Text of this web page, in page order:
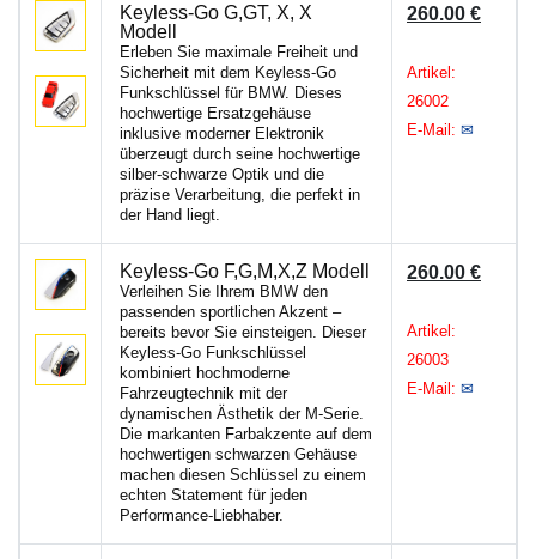
Keyless-Go G,GT, X, X
Modell
Erleben Sie maximale Freiheit und
Sicherheit mit dem Keyless-Go
Funkschlüssel für BMW. Dieses
hochwertige Ersatzgehäuse
inklusive moderner Elektronik
überzeugt durch seine hochwertige
silber-schwarze Optik und die
präzise Verarbeitung, die perfekt in
der Hand liegt.
260.00 €
Artikel:
26002
E-Mail: ✉
Keyless-Go F,G,M,X,Z Modell
Verleihen Sie Ihrem BMW den
passenden sportlichen Akzent –
bereits bevor Sie einsteigen. Dieser
Keyless-Go Funkschlüssel
kombiniert hochmoderne
Fahrzeugtechnik mit der
dynamischen Ästhetik der M-Serie.
Die markanten Farbakzente auf dem
hochwertigen schwarzen Gehäuse
machen diesen Schlüssel zu einem
echten Statement für jeden
Performance-Liebhaber.
260.00 €
Artikel:
26003
E-Mail: ✉